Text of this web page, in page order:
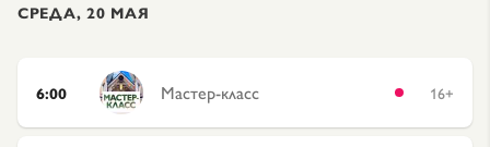
СРЕДА, 20 МАЯ
6:00 Мастер-класс 16+